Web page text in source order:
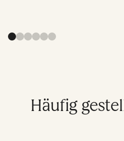
Häufig